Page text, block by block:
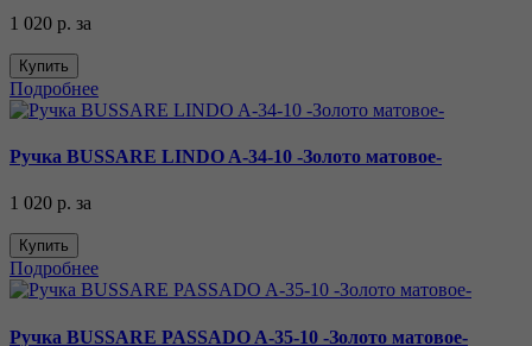
1 020 р. за
Купить
Подробнее
Ручка BUSSARE LINDO A-34-10 -Золото матовое-
1 020 р. за
Купить
Подробнее
Ручка BUSSARE PASSADO A-35-10 -Золото матовое-